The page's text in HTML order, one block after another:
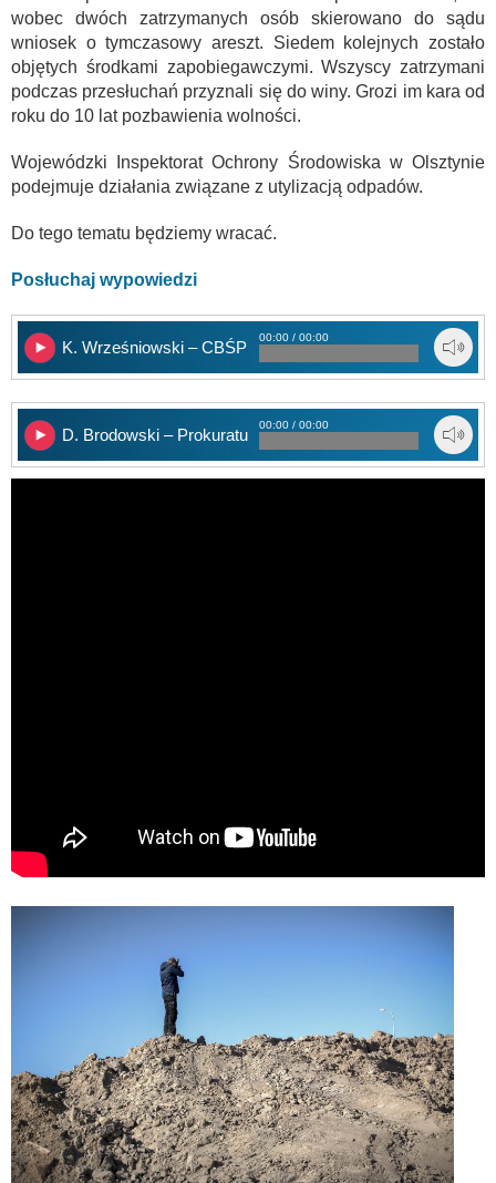
wobec dwóch zatrzymanych osób skierowano do sądu
wniosek o tymczasowy areszt. Siedem kolejnych zostało
objętych środkami zapobiegawczymi. Wszyscy zatrzymani
podczas przesłuchań przyznali się do winy. Grozi im kara od
roku do 10 lat pozbawienia wolności.
Wojewódzki Inspektorat Ochrony Środowiska w Olsztynie
podejmuje działania związane z utylizacją odpadów.
Do tego tematu będziemy wracać.
Posłuchaj wypowiedzi
K. Wrześniowski – CBŚP
00:00 / 00:00
D. Brodowski – Prokuratura Okręgowa w Olsztynie
00:00 / 00:00